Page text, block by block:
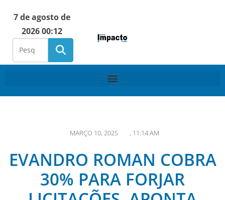
7 de agosto de
2026 00:12
MARÇO 10, 2025 , 11:14 AM
EVANDRO ROMAN COBRA
30% PARA FORJAR